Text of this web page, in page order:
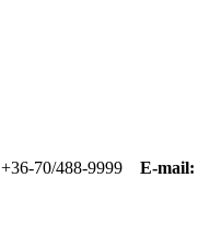
+36-70/488-9999 E-mail: